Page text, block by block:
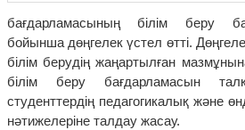
бағдарламасының білім беру
бойынша дөңгелек үстел өтті.
білім берудің жаңартылған
білім беру бағдарламасын
студенттердің педагогикалық және
нәтижелеріне талдау жасау.